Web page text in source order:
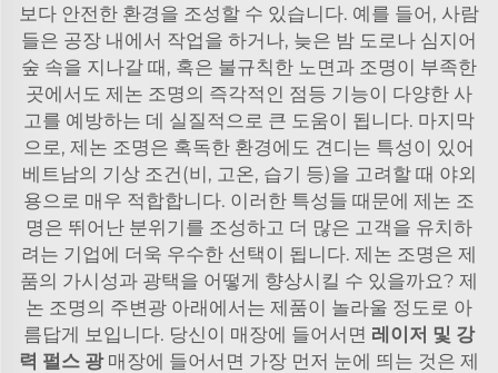
보다 안전한 환경을 조성할 수 있습니다. 예를 들어, 사람
들은 공장 내에서 작업을 하거나, 늦은 밤 도로나 심지어
숲 속을 지나갈 때, 혹은 불규칙한 노면과 조명이 부족한
곳에서도 제논 조명의 즉각적인 점등 기능이 다양한 사
고를 예방하는 데 실질적으로 큰 도움이 됩니다. 마지막
으로, 제논 조명은 혹독한 환경에도 견디는 특성이 있어
베트남의 기상 조건(비, 고온, 습기 등)을 고려할 때 야외
용으로 매우 적합합니다. 이러한 특성들 때문에 제논 조
명은 뛰어난 분위기를 조성하고 더 많은 고객을 유치하
려는 기업에 더욱 우수한 선택이 됩니다. 제논 조명은 제
품의 가시성과 광택을 어떻게 향상시킬 수 있을까요? 제
논 조명의 주변광 아래에서는 제품이 놀라울 정도로 아
름답게 보입니다. 당신이 매장에 들어서면 레이저 및 강
력 펄스 광 매장에 들어서면 가장 먼저 눈에 띄는 것은 제